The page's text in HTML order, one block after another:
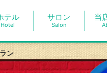
テル
Hotel
サロン
Salon
当
ドッグラン